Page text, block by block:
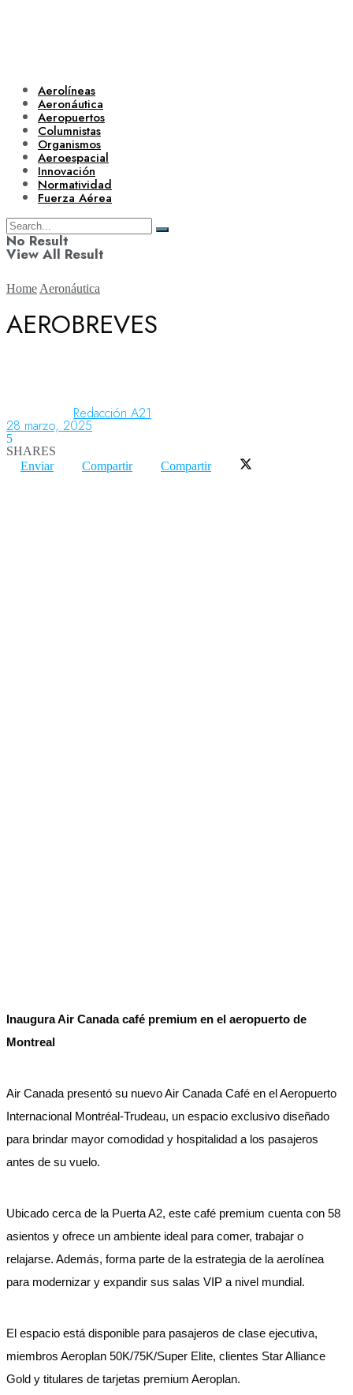
Aerolíneas
Aeronáutica
Aeropuertos
Columnistas
Organismos
Aeroespacial
Innovación
Normatividad
Fuerza Aérea
No Result
View All Result
Aeronáutica
Aeropuertos
Home Aeronáutica
AEROBREVES
Redacción A21
28 marzo, 2025
5
SHARES
Enviar
Compartir Compartir
Inaugura Air Canada café premium en el aeropuerto de
Montreal
Air Canada presentó su nuevo Air Canada Café en el Aeropuerto
Internacional Montréal-Trudeau, un espacio exclusivo diseñado
para brindar mayor comodidad y hospitalidad a los pasajeros
antes de su vuelo.
Ubicado cerca de la Puerta A2, este café premium cuenta con 58
asientos y ofrece un ambiente ideal para comer, trabajar o
relajarse. Además, forma parte de la estrategia de la aerolínea
para modernizar y expandir sus salas VIP a nivel mundial.
El espacio está disponible para pasajeros de clase ejecutiva,
miembros Aeroplan 50K/75K/Super Elite, clientes Star Alliance
Gold y titulares de tarjetas premium Aeroplan.